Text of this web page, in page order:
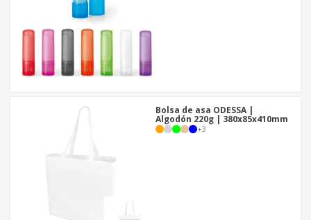
Bolsa de asa ODESSA |
Algodón 220g | 380x85x410mm
+3